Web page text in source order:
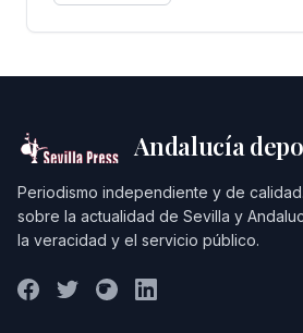
pudo igualar antes
Andalucía
Periodismo independiente y de
sobre la actualidad de Sevilla y
la veracidad y el servicio público.